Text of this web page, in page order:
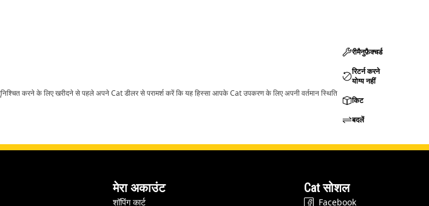
करने के लिए खरीदने से पहले अपने Cat डीलर से परामर्श करें कि यह हिस्सा आपके Cat उपकरण के लिए अपनी वर्तमान स्थिति
रीमैनुफ़ैक्चर्ड
रिटर्न करने
योग्य नहीं
किट
बदलें
मेरा अकाउंट
शॉपिंग कार्ट
Cat सोशल
Facebook